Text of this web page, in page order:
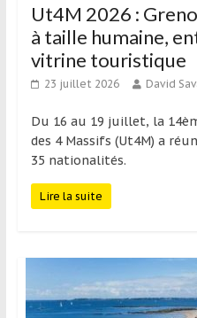
Ut4M 2026 :
à taille humaine,
vitrine touristique
23 juillet 2026 David
Du 16 au 19 juillet, la
des 4 Massifs (Ut4M) a
35 nationalités.
Lire la suite